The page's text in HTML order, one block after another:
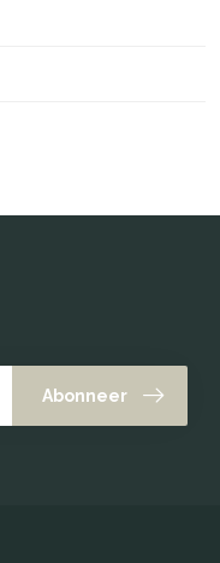
Abonneer